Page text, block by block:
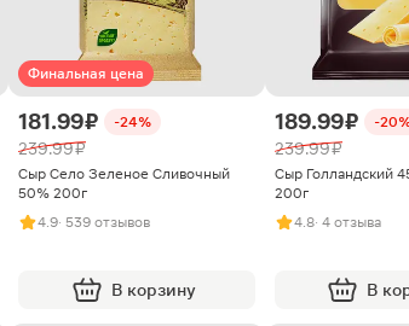
Финальная цена
181.99 ₽ -24%
239.99 ₽
Сыр Село Зеленое Сливочный
50% 200г
4.9· 539 отзывов
В корзину
189.99 ₽ -
239.99 ₽
Сыр Голландский
200г
4.8· 4 отзыва
В